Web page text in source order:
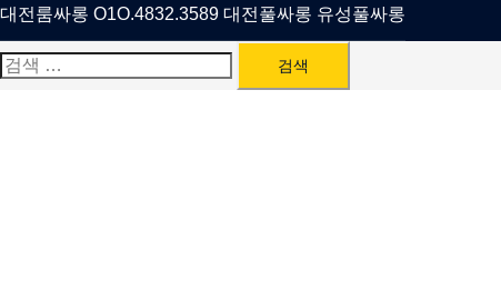
대전룸싸롱 O1O.4832.3589 대전풀싸롱 유성풀싸롱
검